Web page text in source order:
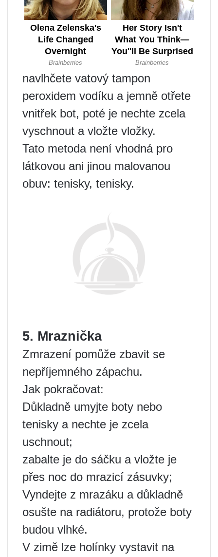
navlhčete vatový tampon
peroxidem vodíku a jemně otřete
vnitřek bot, poté je nechte zcela
vyschnout a vložte vložky.
Tato metoda není vhodná pro
látkovou ani jinou malovanou
obuv: tenisky, tenisky.
5. Mraznička
Zmrazení pomůže zbavit se
nepříjemného zápachu.
Jak pokračovat:
Důkladně umyjte boty nebo
tenisky a nechte je zcela
uschnout;
zabalte je do sáčku a vložte je
přes noc do mrazicí zásuvky;
Vyndejte z mrazáku a důkladně
osušte na radiátoru, protože boty
budou vlhké.
V zimě lze holínky vystavit na